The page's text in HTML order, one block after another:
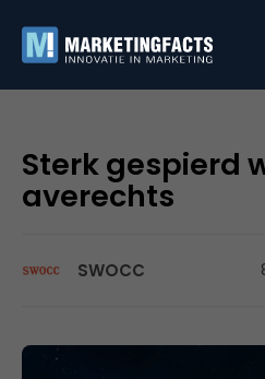
Sterk gespierd
averechts
SWOCC